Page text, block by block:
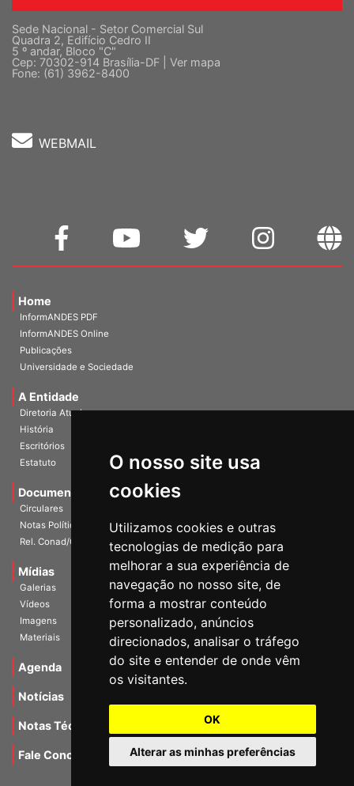
O nosso site usa
cookies
Utilizamos cookies e outras
tecnologias de medição para
melhorar a sua experiência de
navegação no nosso site, de
forma a mostrar conteúdo
personalizado, anúncios
direcionados, analisar o tráfego
do site e entender de onde vêm
os visitantes.
OK
Alterar as minhas preferências
Sede Nacional - Setor Comercial Sul
Quadra 2, Edifício Cedro II
5 º andar, Bloco "C"
Cep: 70302-914 Brasília-DF | Ver mapa
Fone: (61) 3962-8400
WEBMAIL
Home
InformANDES PDF
InformANDES Online
Publicações
Universidade e Sociedade
A Entidade
Diretoria Atual
História
Escritórios
Estatuto
Documentos
Circulares
Notas Políticas
Rel. Conad/Congresso
Mídias
Galerias
Vídeos
Imagens
Materiais
Agenda
Notícias
Notas Técnicas
Fale Conocsco